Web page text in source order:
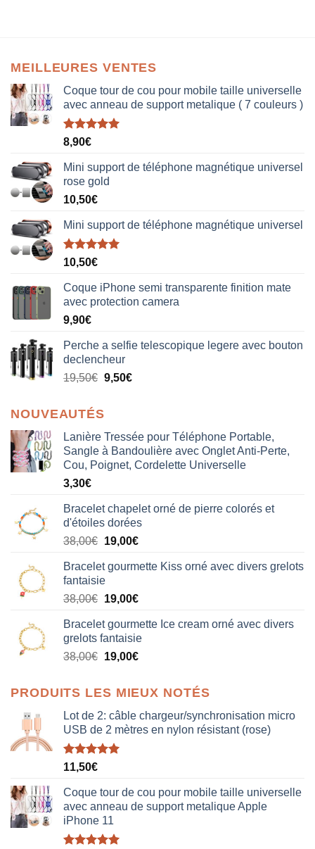
MEILLEURES VENTES
Coque tour de cou pour mobile taille universelle
avec anneau de support metalique ( 7 couleurs )
Note5.00
8,90€
Mini support de téléphone magnétique universel
rose gold
10,50€
Mini support de téléphone magnétique universel
Note5.00
10,50€
Coque iPhone semi transparente finition mate
avec protection camera
9,90€
Perche a selfie telescopique legere avec bouton
declencheur
19,50€ 9,50€
NOUVEAUTÉS
Lanière Tressée pour Téléphone Portable,
Sangle à Bandoulière avec Onglet Anti-Perte,
Cou, Poignet, Cordelette Universelle
3,30€
Bracelet chapelet orné de pierre colorés et
d'étoiles dorées
38,00€ Le
initial
était :
38,00€.
19,00€Le
actuel
19,00€.
Bracelet gourmette Kiss orné avec divers grelots
fantaisie
38,00€ Le
initial
était :
38,00€.
19,00€Le
actuel
est :
19,00€.
Bracelet gourmette Ice cream orné avec divers
grelots fantaisie
38,00€ Le
était :
38,00€.
19,00€Le
est :
19,00€.
PRODUITS LES MIEUX NOTÉS
Lot de 2: câble chargeur/synchronisation micro
USB de 2 mètres en nylon résistant (rose)
Note5.00
11,50€
Coque tour de cou pour mobile taille universelle
avec anneau de support metalique Apple
iPhone 11